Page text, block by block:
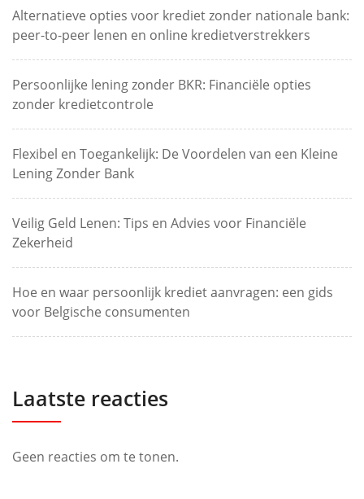
Alternatieve opties voor krediet zonder nationale bank:
peer-to-peer lenen en online kredietverstrekkers
Persoonlijke lening zonder BKR: Financiële opties
zonder kredietcontrole
Flexibel en Toegankelijk: De Voordelen van een Kleine
Lening Zonder Bank
Veilig Geld Lenen: Tips en Advies voor Financiële
Zekerheid
Hoe en waar persoonlijk krediet aanvragen: een gids
voor Belgische consumenten
Laatste reacties
Geen reacties om te tonen.